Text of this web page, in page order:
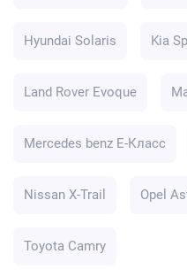
Hyundai Solaris Kia
Land Rover Evoque
Mercedes benz E-Класс
Nissan X-Trail Opel
Toyota Camry